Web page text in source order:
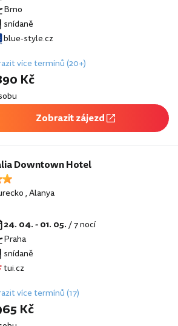
Brno
snídaně
blue-style.cz
více termínů (20+)
Kč
Zobrazit zájezd
Downtown Hotel
,Alanya
24. 04. - 01. 05./ 7 nocí
Praha
snídaně
tui.cz
více termínů (17)
Kč